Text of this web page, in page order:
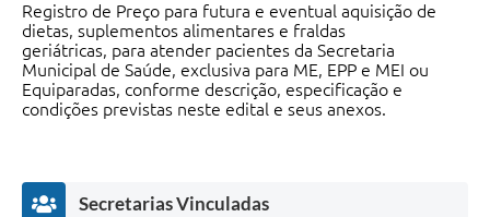
Registro de Preço para futura e eventual aquisição de
dietas, suplementos alimentares e fraldas
geriátricas, para atender pacientes da Secretaria
Municipal de Saúde, exclusiva para ME, EPP e MEI ou
Equiparadas, conforme descrição, especificação e
condições previstas neste edital e seus anexos.
Secretarias Vinculadas